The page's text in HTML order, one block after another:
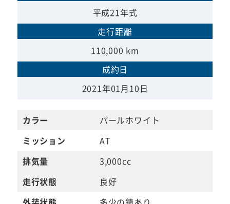
平成21年式
走行距離
110,000 km
成約日
2021年01月10日
カラー
パールホワイト
ミッション
AT
排気量
3,000cc
走行状態
良好